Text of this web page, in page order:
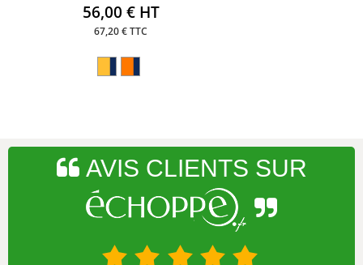
56,00 € HT
67,20 € TTC